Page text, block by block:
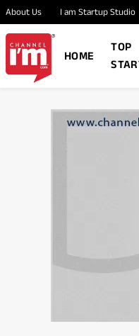
About Us I am Startup Studio
HOME
TOP